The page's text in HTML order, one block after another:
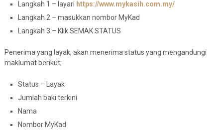
Langkah 1 – layari https://www.mykasih.com.my/
Langkah 2 – masukkan nombor MyKad
Langkah 3 – Klik SEMAK STATUS
Penerima yang layak, akan menerima status yang mengandungi
maklumat berikut;
Status – Layak
Jumlah baki terkini
Nama
Nombor MyKad